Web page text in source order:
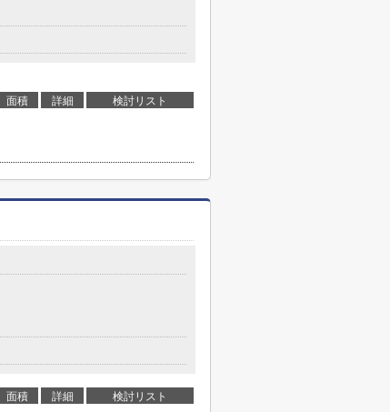
面積 詳細 検討リスト
面積 詳細 検討リスト